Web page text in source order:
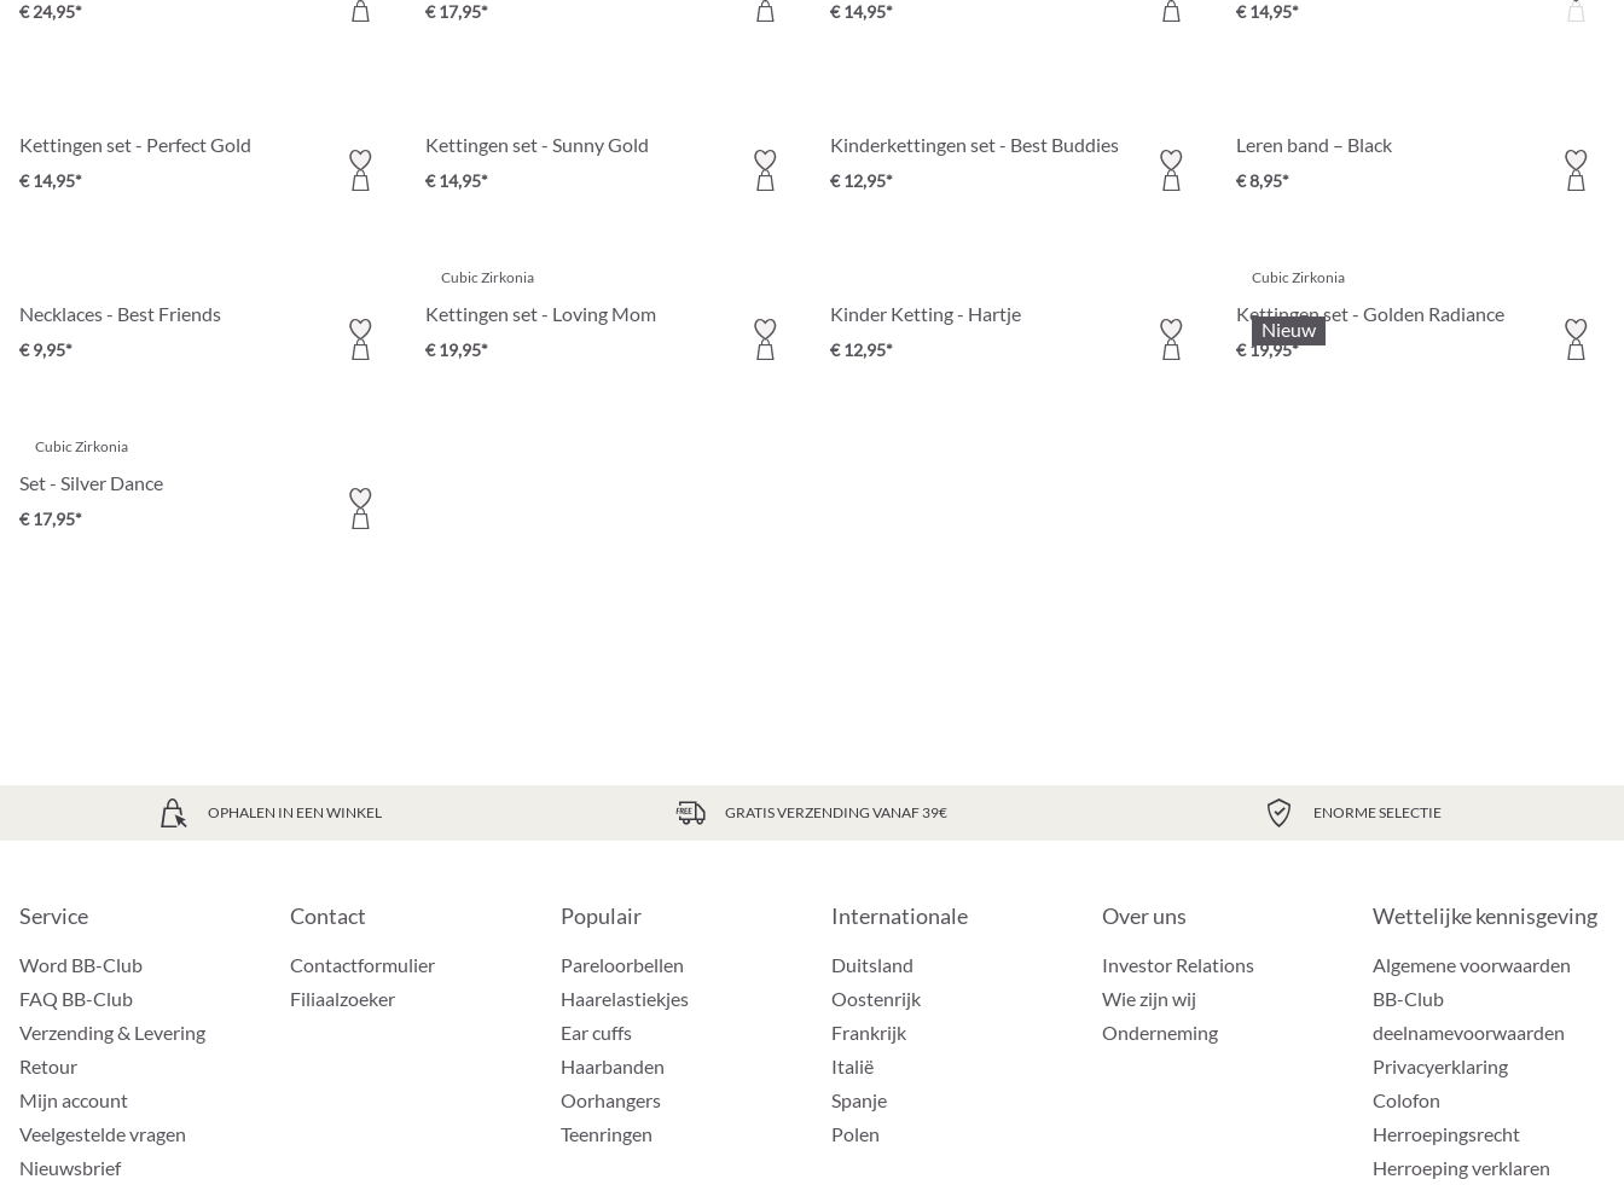
€ 24,95* € 17,95* € 14,95* € 14,95*
Kettingen set - Perfect Gold
€ 14,95*
Kettingen set - Sunny Gold
€ 14,95*
Kinderkettingen set - Best Buddies
€ 12,95*
Leren band – Black
€ 8,95*
Necklaces - Best Friends
€ 9,95*
Cubic Zirkonia
Kettingen set - Loving Mom
€ 19,95*
Kinder Ketting - Hartje
€ 12,95*
Nieuw
Cubic Zirkonia
Kettingen set - Golden Radiance
€ 19,95*
Cubic Zirkonia
Set - Silver Dance
€ 17,95*
OPHALEN IN EEN WINKEL GRATIS VERZENDING VANAF 39€ ENORME SELECTIE
Service
Word BB-Club
FAQ BB-Club
Verzending & Levering
Retour
Mijn account
Veelgestelde vragen
Nieuwsbrief
Contact
Contactformulier
Filiaalzoeker
Populair
Pareloorbellen
Haarelastiekjes
Ear cuffs
Haarbanden
Oorhangers
Teenringen
Internationale
Duitsland
Oostenrijk
Frankrijk
Italië
Spanje
Polen
Over uns
Investor Relations
Wie zijn wij
Onderneming
Wettelijke kennisgeving
Algemene voorwaarden
BB-Club
deelnamevoorwaarden
Privacyerklaring
Colofon
Herroepingsrecht
Herroeping verklaren